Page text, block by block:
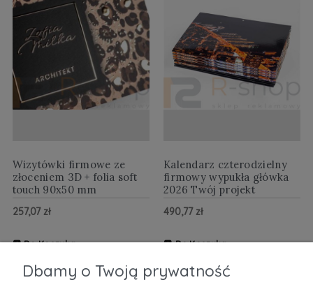
Wizytówki firmowe ze
złoceniem 3D + folia soft
touch 90x50 mm
257,07 zł
Do Koszyka
Kalendarz czterodzielny
firmowy wypukła główka
2026 Twój projekt
490,77 zł
Do Koszyka
Dbamy o Twoją prywatność